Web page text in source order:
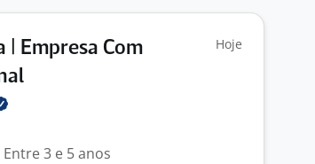
| Empresa Com
Hoje
Entre 3 e 5 anos